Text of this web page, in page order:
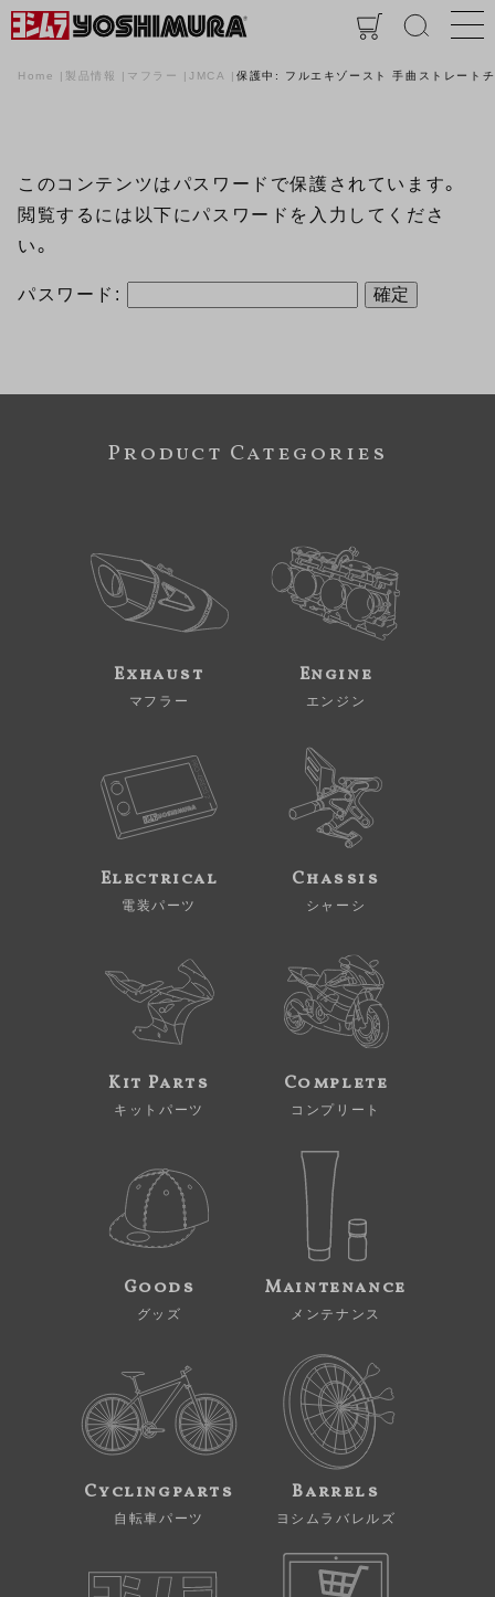
Home 製品情報 マフラー JMCA 保護中: フルエキゾースト 手曲ストレート
このコンテンツはパスワードで保護されています。
閲覧するには以下にパスワードを入力してくださ
い。
パスワード:
Product Categories
Exhaust
マフラー
Engine
エンジン
Electrical
電装パーツ
Chassis
シャーシ
Kit Parts
キットパーツ
Complete
コンプリート
Goods
グッズ
Maintenance
メンテナンス
Cyclingparts
自転車パーツ
Barrels
ヨシムラバレルズ